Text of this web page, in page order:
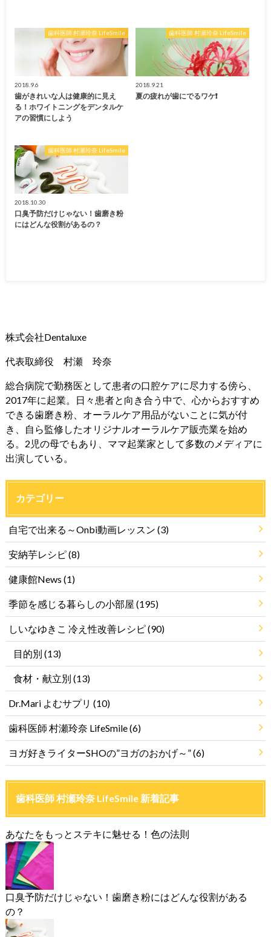
歯科医師 村瀬玲奈 LifeSmile
2018.9.6
歯がきれいな人は健康的に見え
る！ホワイトニングをデンタルケ
アの習慣にしよう
歯科医師 村瀬玲奈 LifeSmile
2018.9.21
夏の疲れが歯にでるワケ❗️
歯科医師 村瀬玲奈 LifeSmile
2018.10.30
口臭予防だけじゃない！歯磨き粉
にはどんな役割があるの？
株式会社Dentaluxe
代表取締役 村瀬 玲奈
総合病院で勤務医として患者の口腔ケアに尽力する傍ら、
2017年に起業。日々患者と向き合う中で、心からおすすめ
できる歯磨き粉、オーラルケア用品がないことに気が付
き、自ら監修したオリジナルオーラルケア販売業を始め
る。2児の母でもあり、ママ起業家として多数のメディアに
出演している。
カテゴリー
自宅で出来る～Onbi動画レッスン (3)
安納芋レシピ(8)
健康館News (1)
季節を感じる暮らしの小部屋 (195)
しいなゆきこ 冷え性改善レシピ(90)
目的別 (13)
食材・献立別 (13)
Dr.Mari よむサプリ (10)
歯科医師 村瀬玲奈 LifeSmile(6)
ヨガ好きライターSHOの”ヨガのおかげ～”(6)
歯科医師 村瀬玲奈 LifeSmile 新着記事
あなたをもっとステキに魅せる！色の法則
口臭予防だけじゃない！歯磨き粉にはどんな役割がある
の？